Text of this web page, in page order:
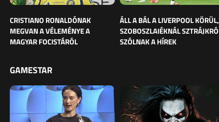
CRISTIANO RONALDÓNAK
MEGVAN A VÉLEMÉNYE A
MAGYAR FOCISTÁRÓL
ÁLL A BÁL A LIVERPOOL KÖRÜL,
SZOBOSZLAIÉKNÁL
SZÓLNAK A HÍREK
GAMESTAR